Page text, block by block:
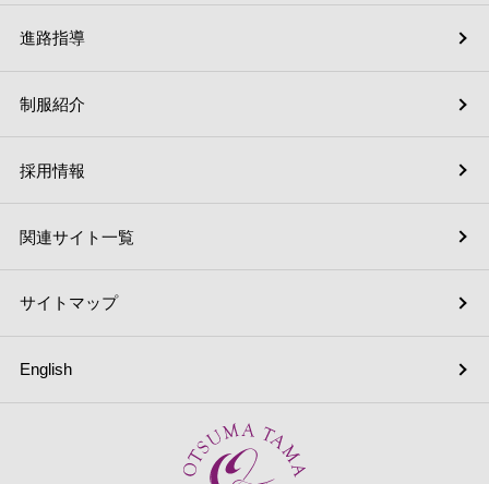
採用情報
English
進路指導
関連サイト一覧
制服紹介
サイトマップ